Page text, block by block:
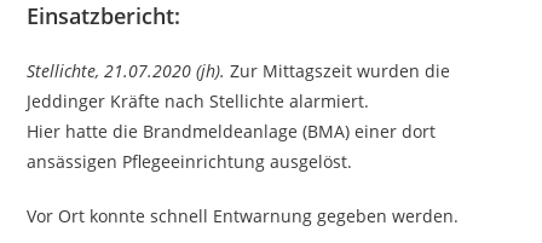
Einsatzbericht:
Stellichte, 21.07.2020 (jh). Zur Mittagszeit wurden die
Jeddinger Kräfte nach Stellichte alarmiert.
Hier hatte die Brandmeldeanlage (BMA) einer dort
ansässigen Pflegeeinrichtung ausgelöst.
Vor Ort konnte schnell Entwarnung gegeben werden.